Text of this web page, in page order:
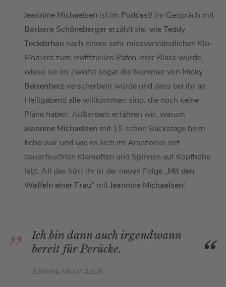
Jeannine Michaelsen ist im Podcast! Im Gespräch mit
Barbara Schöneberger erzählt sie, wieTeddy
Teclebrhan nach einem sehr missverständlichen Klo-
Moment zum inoffiziellen Paten ihrer Blase wurde,
wieso sie im Zweifel sogar die Nummer von Micky
Beisenherzverscherbeln würde und dass bei ihr an
Heiligabend alle willkommen sind, die noch keine
Pläne haben. Außerdem erfahren wir, warum
Jeannine Michaelsen mit 15 schon Backstage beim
Echo war und wie es sich im Amazonas mit
dauerfeuchten Klamotten und Spinnen auf Kopfhöhe
lebt. All das hört ihr in der neuen Folge „Mit den
Waffeln einer Frau“ mitJeannine Michaelsen!
Ich bin dann auch irgendwann
bereit für Perücke.
JEANNINE MICHAELSEN